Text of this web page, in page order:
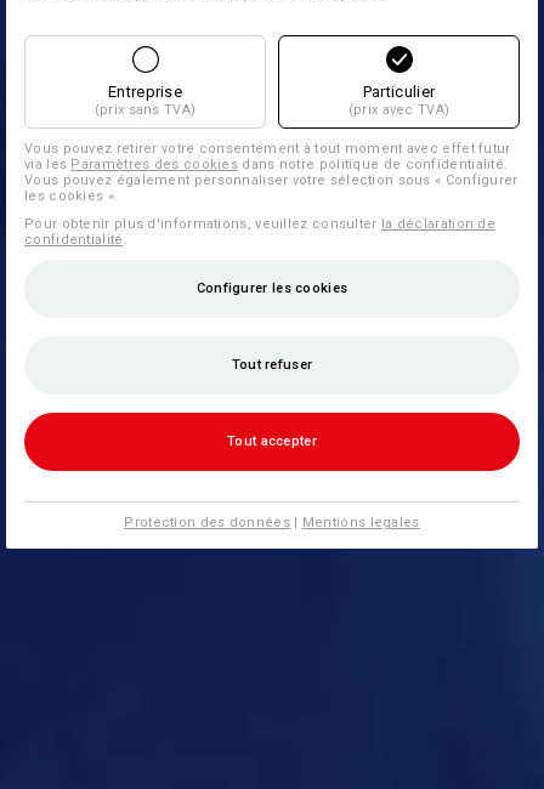
Entreprise
(prix sans TVA)
Particulier
(prix avec TVA)
Vous pouvez retirer votre consentement à tout moment avec effet futur
via les Paramètres des cookies dans notre politique de confidentialité.
Vous pouvez également personnaliser votre sélection sous « Configurer
les cookies ».
Pour obtenir plus d'informations, veuillez consulter la déclaration de
confidentialité
Configurer les cookies
Tout refuser
Tout accepter
Protection des données| Mentions legales